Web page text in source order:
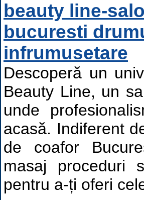
beauty line-
bucuresti
infrumusetare
Descoperă un
Beauty Line, un
unde
acasă. Indiferent
de coafor
masaj proceduri
pentru a-ți oferi